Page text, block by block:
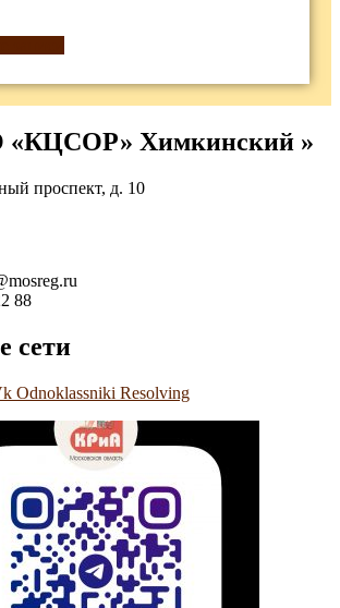
Химкинский »
проспект, д. 10
88
сети
Odnoklassniki Resolving